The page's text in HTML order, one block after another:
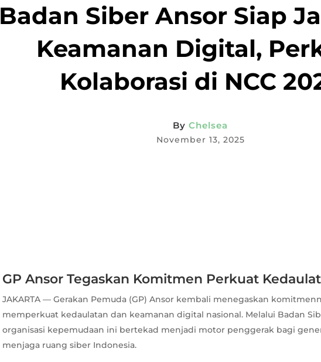
Badan Siber Ansor Siap
Keamanan Digital,
Kolaborasi di NCC
By Chelsea
November 13, 2025
GP Ansor Tegaskan Komitmen Perkuat
JAKARTA — Gerakan Pemuda (GP) Ansor kembali menegaskan
memperkuat kedaulatan dan keamanan digital nasional. Melalui Badan
organisasi kepemudaan ini bertekad menjadi motor penggerak bagi
menjaga ruang siber Indonesia.